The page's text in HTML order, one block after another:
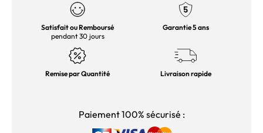
Satisfait ou Remboursé
pendant 30 jours
Garantie 5 ans
Remise par Quantité Livraison rapide
Paiement 100% sécurisé :